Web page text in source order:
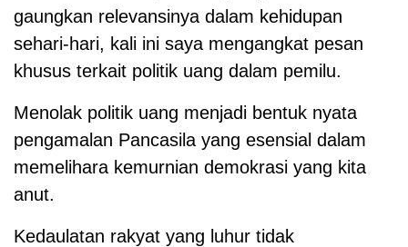
gaungkan relevansinya dalam kehidupan
sehari-hari, kali ini saya mengangkat pesan
khusus terkait politik uang dalam pemilu.
Menolak politik uang menjadi bentuk nyata
pengamalan Pancasila yang esensial dalam
memelihara kemurnian demokrasi yang kita
anut.
Kedaulatan rakyat yang luhur tidak